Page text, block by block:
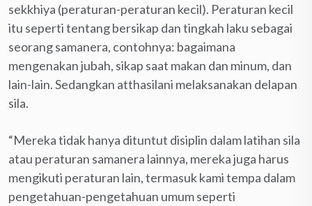
sekkhiya (peraturan-peraturan kecil). Peraturan kecil
itu seperti tentang bersikap dan tingkah laku sebagai
seorang samanera, contohnya: bagaimana
mengenakan jubah, sikap saat makan dan minum, dan
lain-lain. Sedangkan atthasilani melaksanakan delapan
sila.
“Mereka tidak hanya dituntut disiplin dalam latihan sila
atau peraturan samanera lainnya, mereka juga harus
mengikuti peraturan lain, termasuk kami tempa dalam
pengetahuan-pengetahuan umum seperti